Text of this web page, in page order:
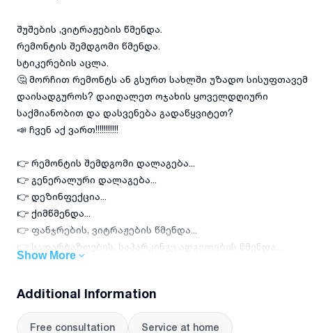
შუშების ,ვიტრაჟების წმენდა.
რემონტის შემდგომი წმენდა.
სტიკერების აცლა.
🤔 მორჩით რემონტს ან გსურთ სახლში უზადო სისუფთავემ
დაისადგუროს? დაიღალეთ ოჯახის ყოველდღიური
საქმიანობით და დასვენება გადაწყვიტეთ?
📣 ჩვენ აქ ვართ!!!!!!!!!!!
👉 რემონტის შემდგომი დალაგება...
👉 გენერალური დალაგება...
👉 დეზინფექცია...
👉 ქიმწმენდა...
👉 ფანჯრების, ვიტრაჟების წმენდა...
👉 სადარბაზოების, საპარკინგე ადგილების წმენდა...
👉 აუზების წმენდა...
📢 დაგვირეკეთ და დაჯავშნეთ ნომერზე
Show More
Additional Information
Free consultation Service at home